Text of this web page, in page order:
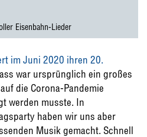
Eisenbahn-Lieder
im Juni 2020 ihren 20.
war ursprünglich ein großes
die Corona-Pandemie
werden musste. In
haben wir uns aber
Musik gemacht. Schnell